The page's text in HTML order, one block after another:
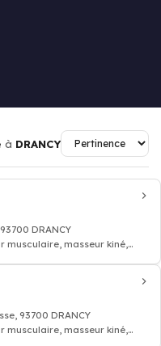
à DRANCY
DRANCY
musculaire, masseur kiné,
93700 DRANCY
musculaire, masseur kiné,